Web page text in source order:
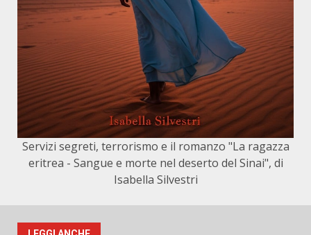
Servizi segreti, terrorismo e il romanzo "La ragazza
eritrea - Sangue e morte nel deserto del Sinai", di
Isabella Silvestri